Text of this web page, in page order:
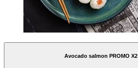
Avocado salmon PROMO X2